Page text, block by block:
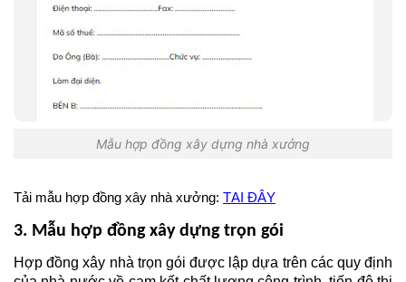
Mẫu hợp đồng xây dựng nhà xưởng
Tải mẫu hợp đồng xây nhà xưởng: TẠI ĐÂY
3. Mẫu hợp đồng xây dựng trọn gói
Hợp đồng xây nhà trọn gói được lập dựa trên các quy định